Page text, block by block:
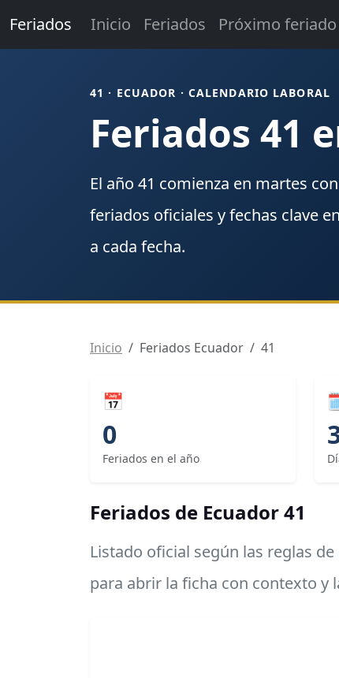
Feriados Inicio Feriados Próximo feriado
41 · ECUADOR · CALENDARIO LABORAL
Feriados 41
El año 41 comienza en martes con
feriados oficiales y fechas clave
a cada fecha.
Inicio Feriados Ecuador 41
📅
0
Feriados en el año
Feriados de Ecuador 41
Listado oficial según las reglas
para abrir la ficha con contexto y